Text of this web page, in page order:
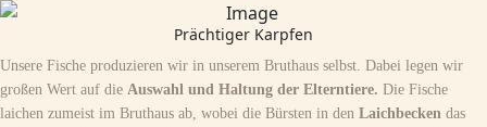
Prächtiger Karpfen
Unsere Fische produzieren wir in unserem Bruthaus selbst. Dabei legen wir
großen Wert auf die Auswahl und Haltung der Elterntiere. Die Fische
laichen zumeist im Bruthaus ab, wobei die Bürsten in den Laichbecken das